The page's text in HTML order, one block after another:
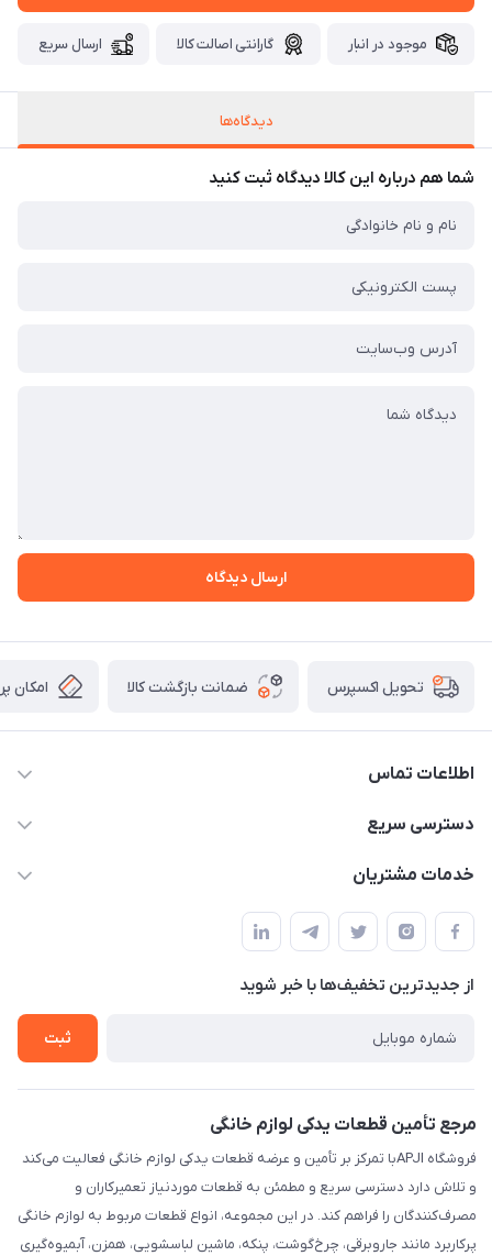
موجود در انبار گارانتی اصالت کالا ارسال سریع
دیدگاه‌ها
شما هم درباره این کالا دیدگاه ثبت کنید
ارسال دیدگاه
تحویل اکسپرس ضمانت بازگشت کالا امکان
اطلاعات تماس
09106753413
دسترسی سریع
حساب کاربری
لیست محصولات
درباره ما
خدمات مشتریان
قوانین و مقررات
حریم خصوصی
راهنما
از جدید‌ترین تخفیف‌ها با‌ خبر شوید
ثبت
مرجع تأمین قطعات یدکی لوازم خانگی
فروشگاه APJIبا تمرکز بر تأمین و عرضه قطعات یدکی لوازم خانگی فعالیت می‌کند
و تلاش دارد دسترسی سریع و مطمئن به قطعات موردنیاز تعمیرکاران و
مصرف‌کنندگان را فراهم کند. در این مجموعه، انواع قطعات مربوط به لوازم خانگی
پرکاربرد مانند جاروبرقی، چرخ‌گوشت، پنکه، ماشین لباسشویی، همزن، آبمیوه‌گیری